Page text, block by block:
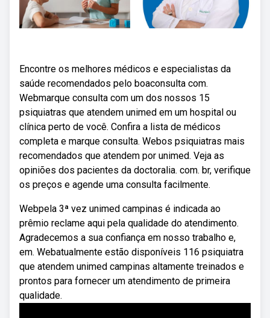
Encontre os melhores médicos e especialistas da
saúde recomendados pelo boaconsulta com.
Webmarque consulta com um dos nossos 15
psiquiatras que atendem unimed em um hospital ou
clínica perto de você. Confira a lista de médicos
completa e marque consulta. Webos psiquiatras mais
recomendados que atendem por unimed. Veja as
opiniões dos pacientes da doctoralia. com. br, verifique
os preços e agende uma consulta facilmente.
Webpela 3ª vez unimed campinas é indicada ao
prêmio reclame aqui pela qualidade do atendimento.
Agradecemos a sua confiança em nosso trabalho e,
em. Webatualmente estão disponíveis 116 psiquiatra
que atendem unimed campinas altamente treinados e
prontos para fornecer um atendimento de primeira
qualidade.